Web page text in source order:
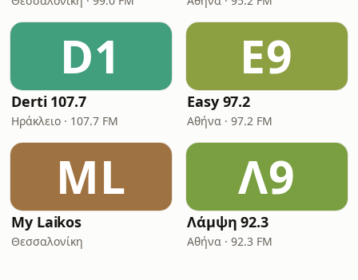
D1
Derti 107.7
Ηράκλειο · 107.7 FM
E9
Easy 97.2
Αθήνα · 97.2 FM
ML
My Laikos
Θεσσαλονίκη
Λ9
Λάμψη 92.3
Αθήνα · 92.3 FM